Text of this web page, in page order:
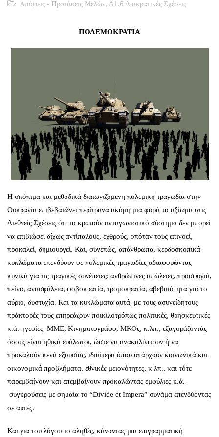
Απόψεις - Προτάσεις Μελών, Δ1.6 Διακρατικές Σχέσεις
ΠΟΛΕΜΟΚΡΑΤΙΑ
Η σκόπιμα και μεθοδικά διαιωνιζόμενη πολεμική τραγωδία στην
Ουκρανία επιβεβαιώνει περίτρανα ακόμη μια φορά το αξίωμα στις
Διεθνείς Σχέσεις ότι το κρατούν ανταγωνιστικό σύστημα δεν μπορεί
να επιβιώσει δίχως αντίπαλους, εχθρούς, οπόταν τους επινοεί,
προκαλεί, δημιουργεί. Και, συνεπώς, απάνθρωπα, κερδοσκοπικά
κυκλώματα επενδύουν σε πολεμικές τραγωδίες αδιαφορώντας
κυνικά για τις τραγικές συνέπειες: ανθρώπινες απώλειες, προσφυγιά,
πείνα, ανασφάλεια, φοβοκρατία, τρομοκρατία, αβεβαιότητα για το
αύριο, δυστυχία. Και τα κυκλώματα αυτά, με τους ασυνείδητους
πράκτορές τους επηρεάζουν ποικιλοτρόπως πολιτικές, θρησκευτικές
κ.ά. ηγεσίες, ΜΜΕ, Κινηματογράφο, ΜΚΟς, κ.λπ., εξαγοράζοντάς
όσους είναι ηθικά ευάλωτοι, ώστε να ανακαλύπτουν ή να
προκαλούν κενά εξουσίας, ιδιαίτερα όπου υπάρχουν κοινωνικά και
οικονομικά προβλήματα, εθνικές μειονότητες, κ.λπ., και τότε
παρεμβαίνουν και επεμβαίνουν προκαλώντας εμφύλιες κ.ά.
συγκρούσεις με σημαία το “Divide et Impera” συνάμα επενδύοντας
σε αυτές.
Και για του λόγου το αληθές, κάνοντας μια επιγραμματική